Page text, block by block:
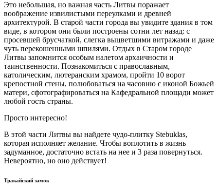
Это небольшая, но важная часть Литвы поражает
воображение извилистыми переулками и древней
архитектурой. В старой части города вы увидите здания в том
виде, в котором они были построены сотни лет назад: с
просевшей брусчаткой, слегка выцветшими витражами и даже
чуть перекошенными шпилями. Отдых в Старом городе
Литвы запомнится особым налетом архаичности и
таинственности. Познакомиться с православным,
католическим, лютеранским храмом, пройти 10 ворот
крепостной стены, полюбоваться на часовню с иконой Божьей
матери, сфотографироваться на Кафедральной площади может
любой гость страны.
Просто интересно!
В этой части Литвы вы найдете чудо-плитку Stebuklas,
которая исполняет желание. Чтобы воплотить в жизнь
задуманное, достаточно встать на нее и 3 раза повернуться.
Невероятно, но оно действует!
Тракайский замок